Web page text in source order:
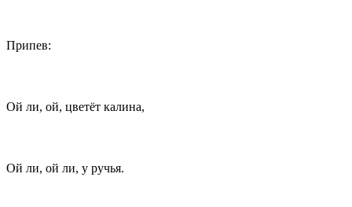
Припев:
Ой ли, ой, цветёт калина,
Ой ли, ой ли, у ручья.